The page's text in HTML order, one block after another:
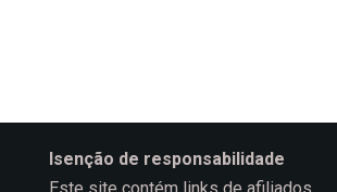
Isenção de responsabilidade